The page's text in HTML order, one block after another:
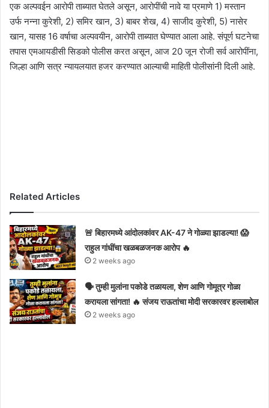
एक अल्पवईन आरोपी ताब्यात घेतले असून, आरोपींची नावे या प्रमाणे 1) मस्तान
उर्फ नन्ना कुरेशी, 2) समिर खान, 3) बाबर शेख, 4) साजीद कुरेशी, 5) नासेर
खान, यासह 16 वर्षाचा अल्पवयीन, आरोपी ताब्यात घेण्यात आला आहे. संपूर्ण घटनेचा
तपास एमआयडीसी सिडको पोलीस करत असून, आज 20 जून रोजी सर्व आरोपींना,
जिल्हा आणि सत्र न्यायलयात हजर करण्यात आल्याची माहिती पोलीसांनी दिली आहे.
Related Articles
🚨 बिहारमध्ये आंदोलकांवर AK-47 ने गोळ्या झाडल्या! 😱
राहुल गांधींचा खळबळजनक आरोप 🔥
2 weeks ago
🗣️ तुम्ही मुलांना पकोडे तळायला, शेण आणि गोमूत्र गोळा
करायला सांगता! 🔥 संजय राऊतांचा मोदी सरकारवर हल्लाबोल
2 weeks ago